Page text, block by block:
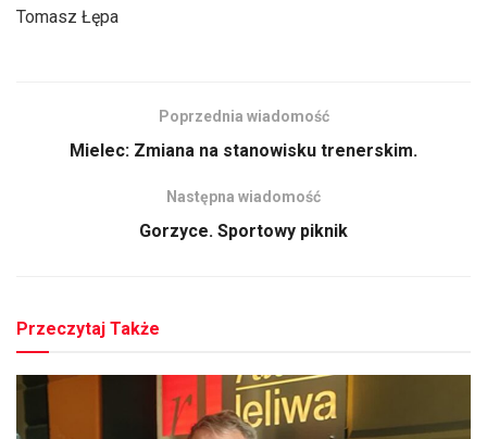
Tomasz Łępa
Poprzednia wiadomość
Mielec: Zmiana na stanowisku trenerskim.
Następna wiadomość
Gorzyce. Sportowy piknik
Przeczytaj Także